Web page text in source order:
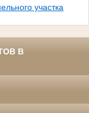
участка
В